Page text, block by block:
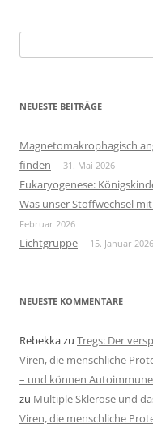
nach:
NEUESTE BEITRÄGE
Magnetomakrophagisch
finden
31. Mai 2026
Eukaryogenese:
Was unser Stoffwechsel
Februar 2026
Lichtgruppe 15. Januar 2026
NEUESTE KOMMENTARE
Rebekkazu Tregs: Der
Viren, die menschliche
– und können
zu Multiple Sklerose und
Viren, die menschliche